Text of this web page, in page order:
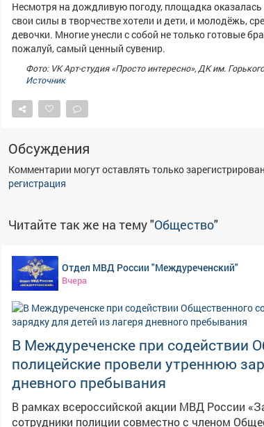
Несмотря на дождливую погоду, площадка
свои силы в творчестве хотели и дети, и молодёжь,
девочки. Многие унесли с собой не только готовые
пожалуй, самый ценный сувенир.
Фото: VK Арт-студия «Просто интересно», ДК им. Горького
Источник
Обсуждения
Комментарии могут оставлять только
регистрация
Читайте так же на тему "Общество"
Отдел МВД России "Междуреченский"
Вчера
В Междуреченске при содействии
полицейские провели утреннюю
дневного пребывания
В рамках всероссийской акции МВД России
сотрудники полиции совместно с членом